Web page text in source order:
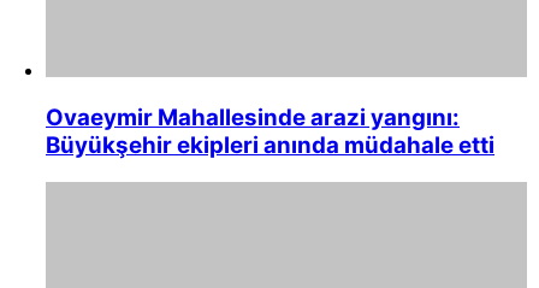
Ovaeymir Mahallesinde arazi yangını:
Büyükşehir ekipleri anında müdahale etti